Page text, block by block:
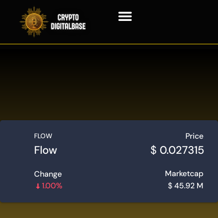
FLOW
Flow
Price
$ 0.027315
Change
1.00%
Marketcap
$45.92 M